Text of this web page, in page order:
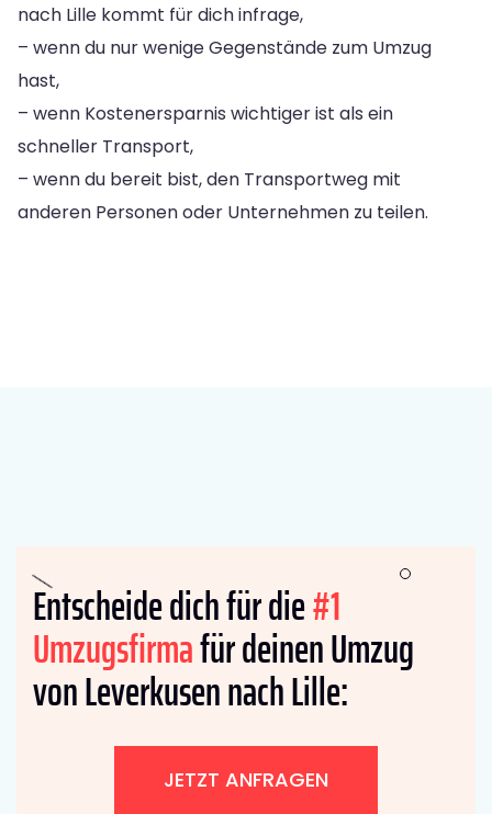
nach Lille kommt für dich infrage,
– wenn du nur wenige Gegenstände zum Umzug
hast,
– wenn Kostenersparnis wichtiger ist als ein
schneller Transport,
– wenn du bereit bist, den Transportweg mit
anderen Personen oder Unternehmen zu teilen.
Entscheide dich für die#1
Umzugsfirmafür deinen Umzug
von Leverkusen nach Lille:
JETZT ANFRAGEN